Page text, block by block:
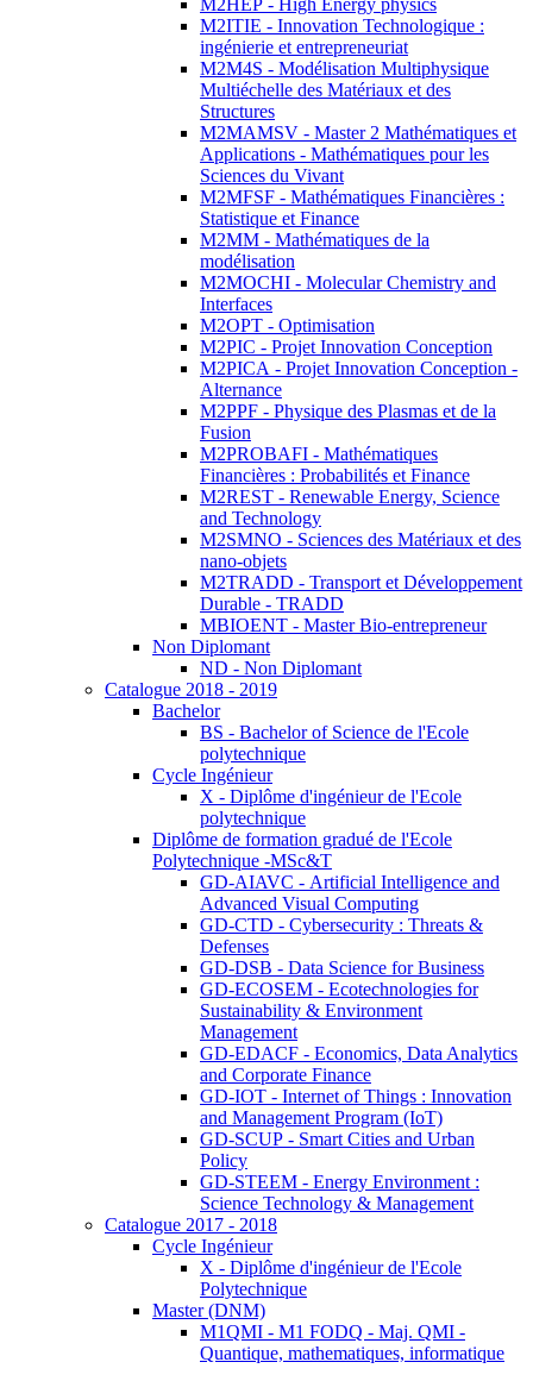
M2HEP - High Energy physics
M2ITIE - Innovation Technologique :
ingénierie et entrepreneuriat
M2M4S - Modélisation Multiphysique
Multiéchelle des Matériaux et des
Structures
M2MAMSV - Master 2 Mathématiques et
Applications - Mathématiques pour les
Sciences du Vivant
M2MFSF - Mathématiques Financières :
Statistique et Finance
M2MM - Mathématiques de la
modélisation
M2MOCHI - Molecular Chemistry and
Interfaces
M2OPT - Optimisation
M2PIC - Projet Innovation Conception
M2PICA - Projet Innovation Conception -
Alternance
M2PPF - Physique des Plasmas et de la
Fusion
M2PROBAFI - Mathématiques
Financières : Probabilités et Finance
M2REST - Renewable Energy, Science
and Technology
M2SMNO - Sciences des Matériaux et des
nano-objets
M2TRADD - Transport et Développement
Durable - TRADD
MBIOENT - Master Bio-entrepreneur
Non Diplomant
ND - Non Diplomant
Catalogue 2018 - 2019
Bachelor
BS - Bachelor of Science de l'Ecole
polytechnique
Cycle Ingénieur
X - Diplôme d'ingénieur de l'Ecole
polytechnique
Diplôme de formation gradué de l'Ecole
Polytechnique -MSc&T
GD-AIAVC - Artificial Intelligence and
Advanced Visual Computing
GD-CTD - Cybersecurity : Threats &
Defenses
GD-DSB - Data Science for Business
GD-ECOSEM - Ecotechnologies for
Sustainability & Environment
Management
GD-EDACF - Economics, Data Analytics
and Corporate Finance
GD-IOT - Internet of Things : Innovation
and Management Program (IoT)
GD-SCUP - Smart Cities and Urban
Policy
GD-STEEM - Energy Environment :
Science Technology & Management
Catalogue 2017 - 2018
Cycle Ingénieur
X - Diplôme d'ingénieur de l'Ecole
Polytechnique
Master (DNM)
M1QMI - M1 FODQ - Maj. QMI -
Quantique, mathematiques, informatique